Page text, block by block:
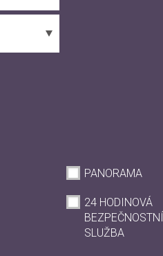
PANORAMA
24 HODINOVÁ
BEZPEČNOSTNÍ
SLUŽBA